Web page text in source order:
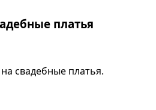
платья
свадебные платья.